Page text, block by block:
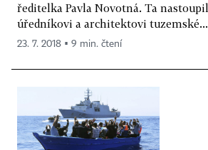
ředitelka Pavla Novotná. Ta
úředníkovi a architektovi tuzemské...
23. 7. 2018 ▪ 9 min. čtení